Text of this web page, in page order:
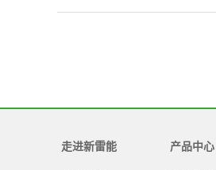
走进新雷能 产品中心